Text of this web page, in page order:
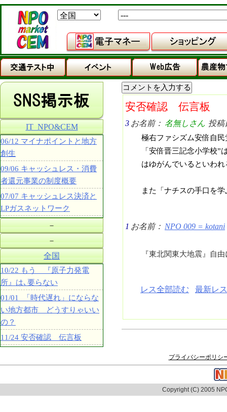
安否確認 伝言板
3 お名前： 名無しさん 投稿
極右ファシズム安倍自
「安倍晋三記念小学校
はゆがんでいるといわ
また「ナチスの手口を
1 お名前： NPO 009 = kotani
『東北関東大地震』自
レス全部読む 最新レ
IT_NPO&CEM
06/12 マイナポイントと地方
創生
09/06 キャッシュレス・消費
者還元事業の制度概要
07/07 キャッシュレス決済と
LPガスネットワーク
－
－
全国
10/22 もう 『原子力発電
所』は､要らない
01/01 「時代遅れ」にならな
い地方都市 どうすりゃいい
の？
11/24 安否確認 伝言板
プライバシーポリシ
Copyright (C) 2005